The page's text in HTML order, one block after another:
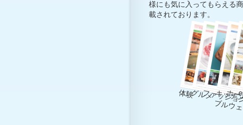
様にも気に入ってもらえる
載されております。
体験グルメファッショ
ホ